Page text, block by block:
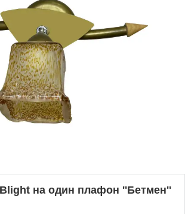
на один плафон ''Бетмен''